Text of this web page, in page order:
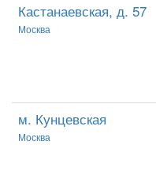
Кастанаевская, д. 57
Москва
м. Кунцевская
Москва